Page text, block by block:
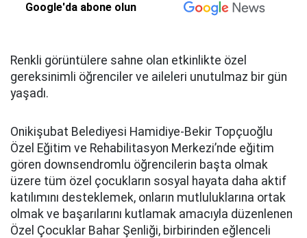
Google'da abone olun
Renkli görüntülere sahne olan etkinlikte özel
gereksinimli öğrenciler ve aileleri unutulmaz bir gün
yaşadı.
Onikişubat Belediyesi Hamidiye-Bekir Topçuoğlu
Özel Eğitim ve Rehabilitasyon Merkezi’nde eğitim
gören downsendromlu öğrencilerin başta olmak
üzere tüm özel çocukların sosyal hayata daha aktif
katılımını desteklemek, onların mutluluklarına ortak
olmak ve başarılarını kutlamak amacıyla düzenlenen
Özel Çocuklar Bahar Şenliği, birbirinden eğlenceli